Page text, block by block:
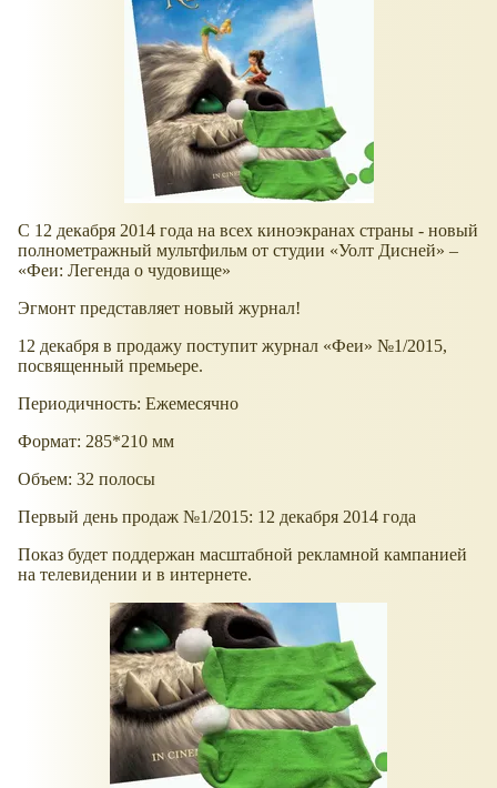
С 12 декабря 2014 года на всех киноэкранах страны - новый
полнометражный мультфильм от студии
Уолт Дисней
–
Феи: Легенда о чудовище
Эгмонт представляет новый журнал!
12 декабря в продажу поступит журнал
Феи
№1/2015,
посвященный премьере.
Периодичность: Ежемесячно
Формат: 285*210 мм
Объем: 32 полосы
Первый день продаж №1/2015: 12 декабря 2014 года
Показ будет поддержан масштабной рекламной кампанией
на телевидении и в интернете.